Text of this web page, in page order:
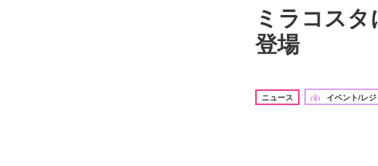
ミラコス
登場
ニュース イベント/レ